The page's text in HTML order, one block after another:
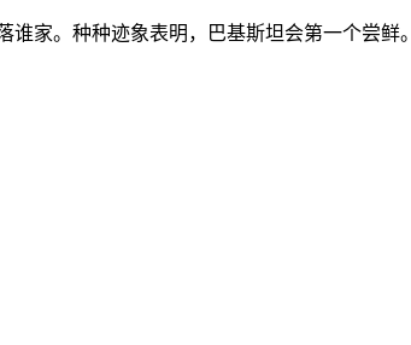
家。种种迹象表明，巴基斯坦会第一个尝鲜。